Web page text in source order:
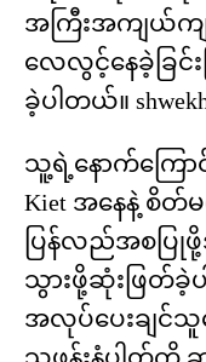
အကြီးအကျယ်ကျက
လေလွင့်နေခဲ့ခြင်း
ခဲ့ပါတယ်။
သူ့ရဲ့နောက်ကြော
Kiet အနေနဲ့ စိတ်
ပြန်လည်အစပ
သွားဖို့ဆုံးဖြတ်
အလုပ်ပေးချ